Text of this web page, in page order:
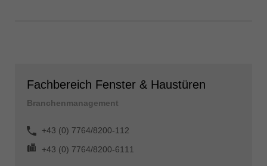
Fachbereich Fenster & Haustüren
Branchenmanagement
+43 (0) 7764/8200-112
+43 (0) 7764/8200-6111